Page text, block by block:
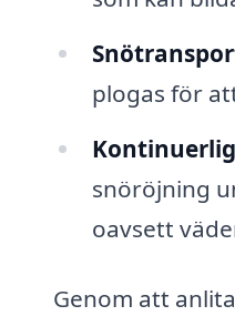
plogas för
snöröjning
oavsett
Genom att